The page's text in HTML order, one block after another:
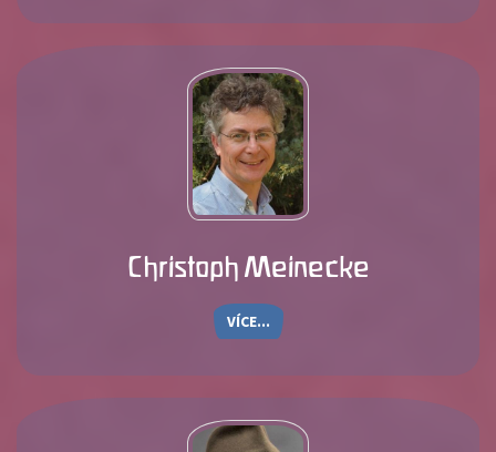
Christoph Meinecke
VÍCE...